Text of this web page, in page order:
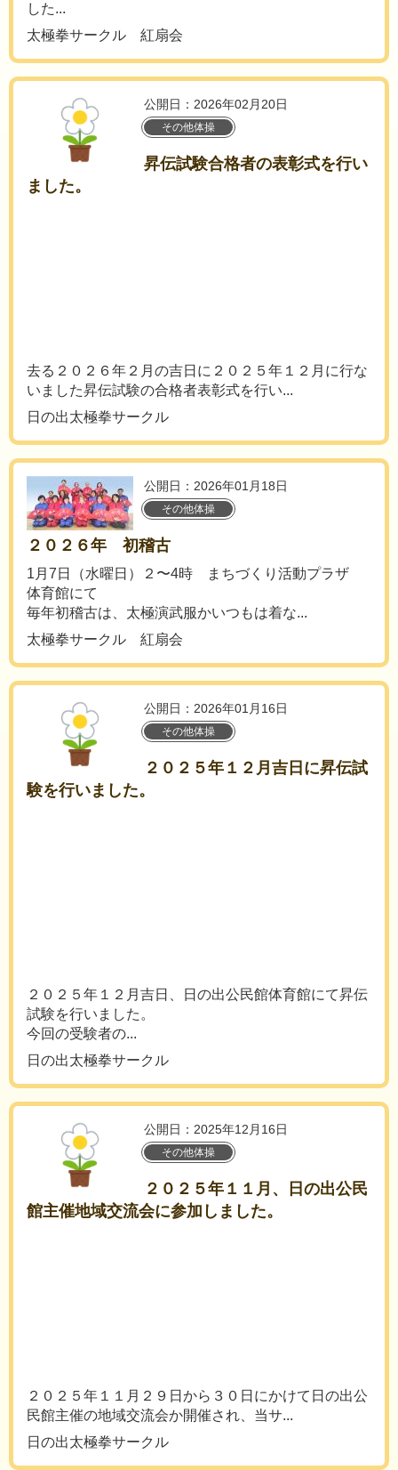
した...
太極拳サークル 紅扇会
公開日：2026年02月20日
その他体操
昇伝試験合格者の表彰式を行い
ました。
去る２０２６年２月の吉日に２０２５年１２月に行な
いました昇伝試験の合格者表彰式を行い...
日の出太極拳サークル
公開日：2026年01月18日
その他体操
２０２６年 初稽古
1月7日（水曜日）２〜4時 まちづくり活動プラザ
体育館にて
毎年初稽古は、太極演武服かいつもは着な...
太極拳サークル 紅扇会
公開日：2026年01月16日
その他体操
２０２５年１２月吉日に昇伝試
験を行いました。
２０２５年１２月吉日、日の出公民館体育館にて昇伝
試験を行いました。
今回の受験者の...
日の出太極拳サークル
公開日：2025年12月16日
その他体操
２０２５年１１月、日の出公民
館主催地域交流会に参加しました。
２０２５年１１月２９日から３０日にかけて日の出公
民館主催の地域交流会か開催され、当サ...
日の出太極拳サークル